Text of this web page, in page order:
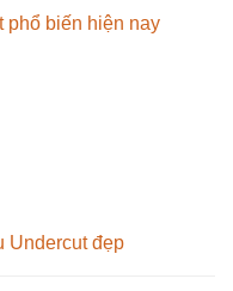
phổ biến hiện nay
Undercut đẹp